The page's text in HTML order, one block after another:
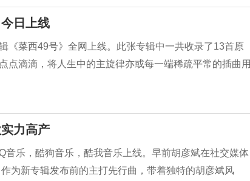
日上线
《菜西49号》全网上线。此张专辑中一共收录了13首原
点滴滴，将人生中的主旋律亦或每一端稀疏平常的插曲用
力高产
乐，酷狗音乐，酷我音乐上线。早前胡彦斌在社交媒体
为新专辑发布前的主打先行曲，带着独特的胡彦斌风